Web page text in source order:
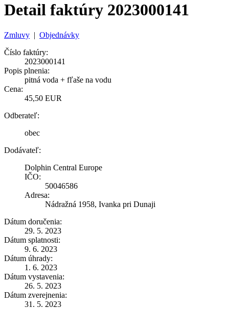
Detail faktúry 2023000141
Zmluvy | Objednávky
Číslo faktúry:
2023000141
Popis plnenia:
pitná voda + fľaše na vodu
Cena:
45,50 EUR
Odberateľ:
obec
Dodávateľ:
Dolphin Central Europe
IČO:
50046586
Adresa:
Nádražná 1958, Ivanka pri Dunaji
Dátum doručenia:
29. 5. 2023
Dátum splatnosti:
9. 6. 2023
Dátum úhrady:
1. 6. 2023
Dátum vystavenia:
26. 5. 2023
Dátum zverejnenia:
31. 5. 2023